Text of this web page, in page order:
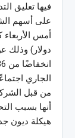
فيها تعليق
على أسهم
الجاري
من قبل
هيكلة ديون
أجواء مهرجان
أخبار الجهات
بنزرت.. إخماد حريق
قرعة رابطة الأبطال